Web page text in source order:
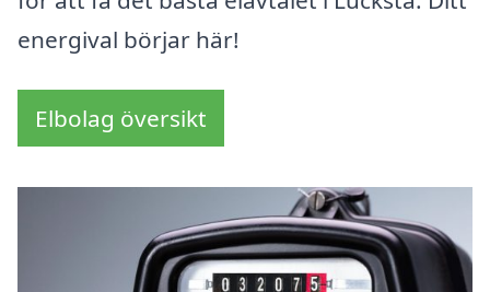
energival börjar här!
Elbolag översikt